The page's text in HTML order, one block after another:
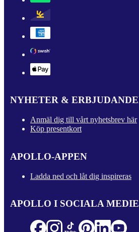
NYHETER &
Anmäl dig till vårt nyhetsbrev här
Köp presentkort
APOLLO-APPEN
Ladda ned och låt dig inspireras
APOLLO I SOCIALA